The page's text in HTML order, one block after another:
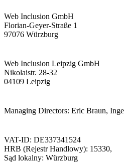
Web Inclusion GmbH
Florian-Geyer-Straße 1
97076 Würzburg
Web Inclusion Leipzig GmbH
Nikolaistr. 28-32
04109 Leipzig
Managing Directors: Eric Braun,
VAT-ID: DE337341524
HRB (Rejestr Handlowy): 15330,
Sąd lokalny: Würzburg